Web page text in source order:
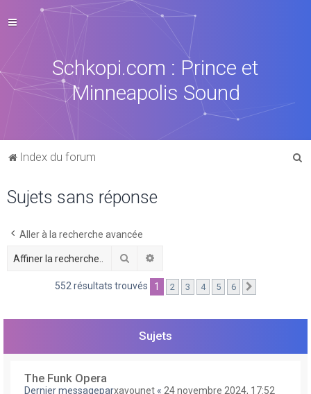
Schkopi.com : Prince et
Minneapolis Sound
Index du forum
Sujets sans réponse
Aller à la recherche avancée
Rechercher
552 résultats trouvés 1 2 3 4 5 6
Sujets
The Funk Opera
Dernier messageparxavounet « 24 novembre 2024, 17:52